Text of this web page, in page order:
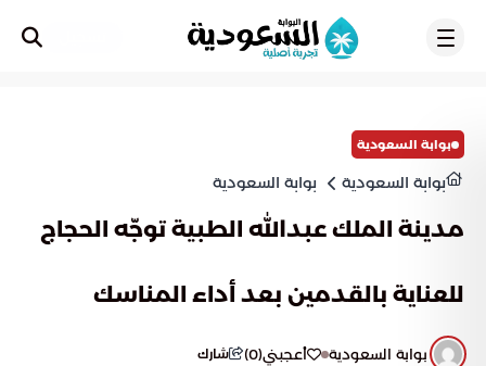
بوابة السعودية
بوابة السعودية بوابة السعودية
مدينة الملك عبدالله الطبية توجّه الحجاج
للعناية بالقدمين بعد أداء المناسك
بوابة السعودية أعجبني(
0
) شارك